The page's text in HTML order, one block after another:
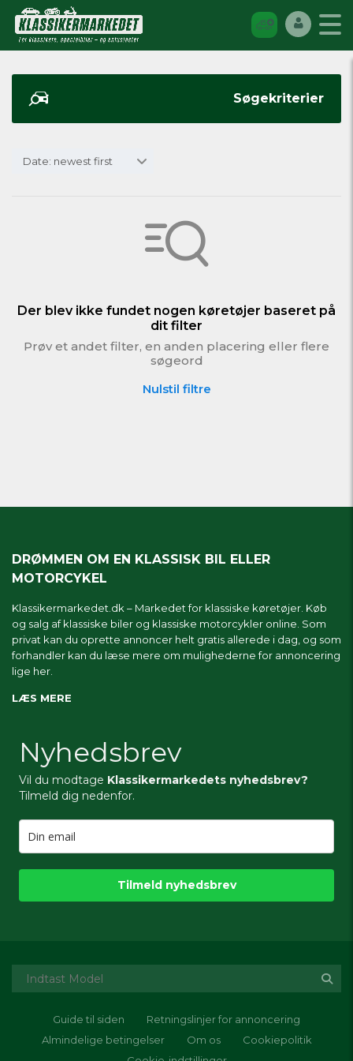
Søgekriterier
Date: newest first
Der blev ikke fundet nogen køretøjer baseret på
dit filter
Prøv et andet filter, en anden placering eller flere
søgeord
Nulstil filtre
DRØMMEN OM EN KLASSISK BIL ELLER
MOTORCYKEL
Klassikermarkedet.dk – Markedet for klassiske køretøjer. Køb
og salg af klassiske biler og klassiske motorcykler online. Som
privat kan du oprette annoncer helt gratis allerede i dag, og som
forhandler kan du læse mere om mulighederne for annoncering
lige her.
LÆS MERE
Nyhedsbrev
Vil du modtage Klassikermarkedets nyhedsbrev?
Tilmeld dig nedenfor.
Tilmeld nyhedsbrev
Guide til siden
Retningslinjer for annoncering
Almindelige betingelser
Om os
Cookiepolitik